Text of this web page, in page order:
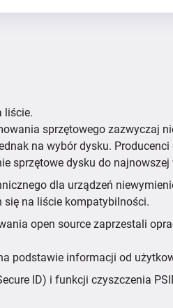
liście.
sprzętowego zazwyczaj
na wybór dysku.
sprzętowe dysku do
dla urządzeń
na liście kompatybilności.
open source zaprzestali
podstawie informacji od
ID) i funkcji czyszczenia